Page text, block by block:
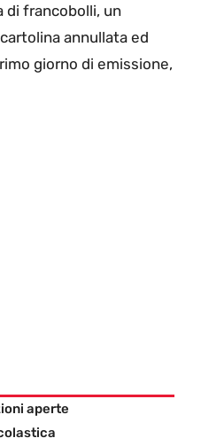
di francobolli, un
annullata ed
giorno di emissione,
aperte